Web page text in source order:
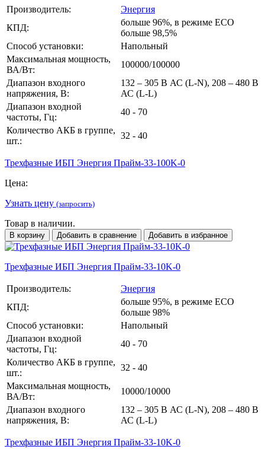
Производитель:
Энергия
КПД:
больше 96%, в режиме ECO
больше 98,5%
Способ установки:
Напольный
Максимальная мощность,
ВА/Вт:
100000/100000
Диапазон входного
напряжения, В:
132 – 305 В АС (L-N), 208 – 480 В
АС (L-L)
Диапазон входной
частоты, Гц:
40 - 70
Количество АКБ в группе,
шт.:
32 - 40
Трехфазные ИБП Энергия Прайм-33-100K-0
Цена:
Узнать цену (запросить)
Товар в наличии.
В корзину Добавить в сравнение Добавить в избранное
Трехфазные ИБП Энергия Прайм-33-10K-0
Производитель:
Энергия
КПД:
больше 95%, в режиме ECO
больше 98%
Способ установки:
Напольный
Диапазон входной
частоты, Гц:
40 - 70
Количество АКБ в группе,
шт.:
32 - 40
Максимальная мощность,
ВА/Вт:
10000/10000
Диапазон входного
напряжения, В:
132 – 305 В АС (L-N), 208 – 480 В
АС (L-L)
Трехфазные ИБП Энергия Прайм-33-10K-0